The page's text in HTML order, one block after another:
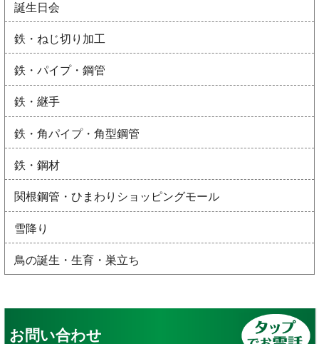
誕生日会
鉄・ねじ切り加工
鉄・パイプ・鋼管
鉄・継手
鉄・角パイプ・角型鋼管
鉄・鋼材
関根鋼管・ひまわりショッピングモール
雪降り
鳥の誕生・生育・巣立ち
お問い合わせ